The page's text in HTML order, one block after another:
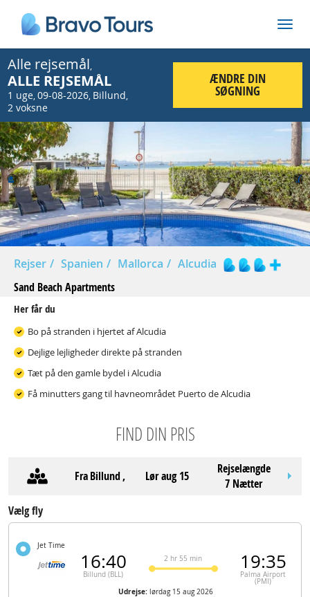
Alle rejsemål,
ALLE REJSEMÅL
1 uge,09-08-2026, Billund,
2 voksne
ÆNDRE DIN
SØGNING
Prev
Rejser Spanien Mallorca
Alcudia
Sand Beach Apartments
Her får du
Bo på stranden i hjertet af Alcudia
Dejlige lejligheder direkte på stranden
Tæt på den gamle bydel i Alcudia
Få minutters gang til havneområdet Puerto de Alcudia
FIND DIN PRIS
FraBillund, lør aug 15
Rejselængde
7 Nætter
Vælg fly
Jet Time
16:40
Billund (BLL)
2 hr 55 min 19:35
Palma Airport
(PMI)
Udrejse: lørdag 15 aug 2026